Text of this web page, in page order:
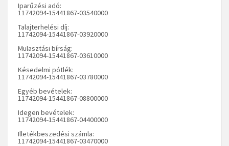
Iparűzési adó:
11742094-15441867-03540000
Talajterhelési díj:
11742094-15441867-03920000
Mulasztási bírság:
11742094-15441867-03610000
Késedelmi pótlék:
11742094-15441867-03780000
Egyéb bevételek:
11742094-15441867-08800000
Idegen bevételek:
11742094-15441867-04400000
Illetékbeszedési számla:
11742094-15441867-03470000